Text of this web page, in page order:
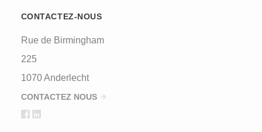
CONTACTEZ-NOUS
Rue de Birmingham
225
1070 Anderlecht
CONTACTEZ NOUS